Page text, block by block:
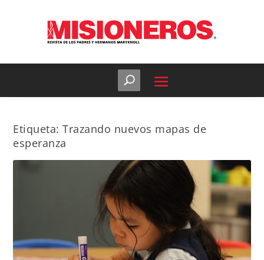
Etiqueta:Trazando nuevos mapas de
esperanza